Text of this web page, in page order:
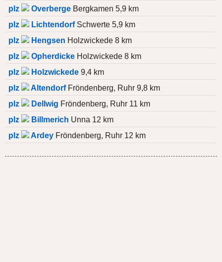
plz
Overberge Bergkamen 5,9 km
plz
LichtendorfSchwerte 5,9 km
plz
Hengsen Holzwickede 8 km
plz
Opherdicke Holzwickede 8 km
plz
Holzwickede 9,4 km
plz
AltendorfFröndenberg, Ruhr 9,8 km
plz
Dellwig Fröndenberg, Ruhr 11 km
plz
Billmerich Unna 12 km
plz
Ardey Fröndenberg, Ruhr 12 km